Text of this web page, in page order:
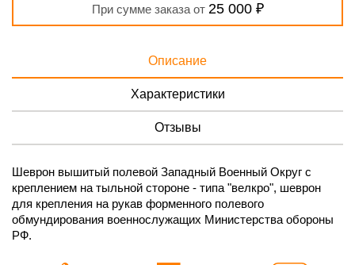
При сумме заказа от 25 000 ₽
Описание
Характеристики
Отзывы
Шеврон вышитый полевой Западный Военный Округ с
креплением на тыльной стороне - типа "велкро", шеврон
для крепления на рукав форменного полевого
обмундирования военнослужащих Министерства обороны
РФ.